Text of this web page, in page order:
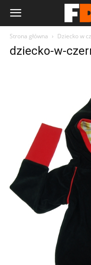
Strona główna Dziecko w
dziecko-w-